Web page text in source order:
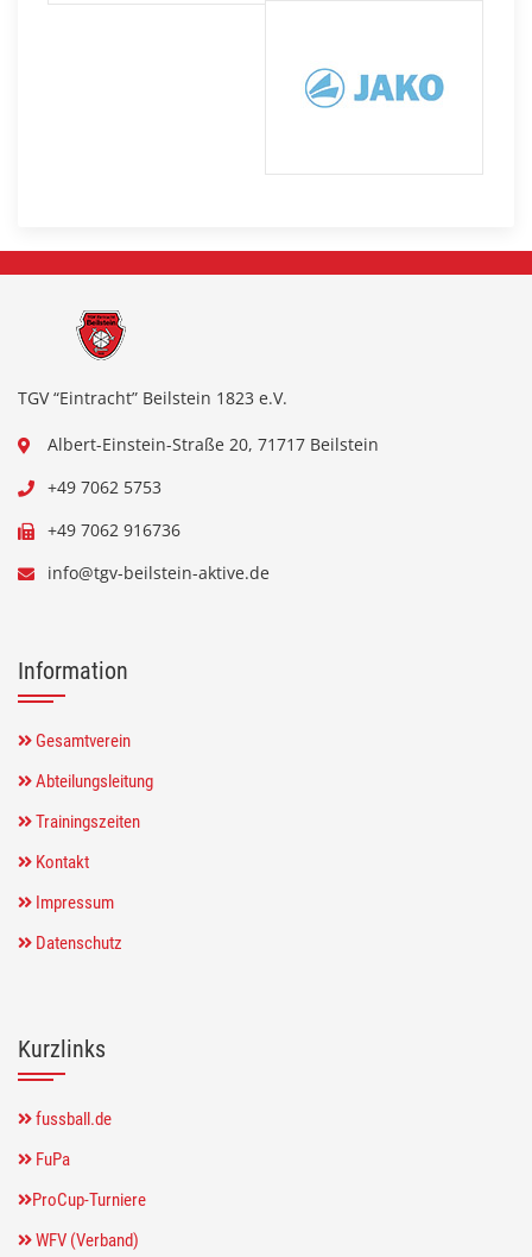
TGV “Eintracht” Beilstein 1823 e.V.
Albert-Einstein-Straße 20, 71717 Beilstein
+49 7062 5753
+49 7062 916736
info@tgv-beilstein-aktive.de
Information
Gesamtverein
Abteilungsleitung
Trainingszeiten
Kontakt
Impressum
Datenschutz
Kurzlinks
fussball.de
FuPa
ProCup-Turniere
WFV (Verband)